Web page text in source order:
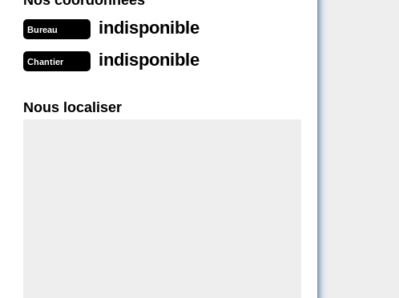
Bureau indisponible
Chantier indisponible
Nous localiser